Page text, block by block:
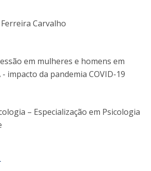
Carvalho
em mulheres e homens em
impacto da pandemia COVID-19
– Especialização em Psicologia